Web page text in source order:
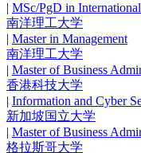
| MSc/PgD in
南洋理工大学
| Master in Management
南洋理工大学
| Master of Business
香港科技大学
| Information and Cyber
新加坡国立大学
| Master of Business
格拉斯哥大学